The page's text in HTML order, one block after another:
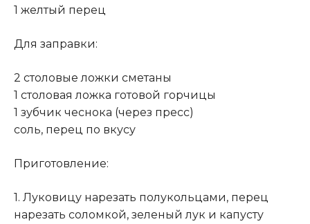
1 желтый перец
Для заправки:
2 столовые ложки сметаны
1 столовая ложка готовой горчицы
1 зубчик чеснока (через пресс)
соль, перец по вкусу
Приготовление:
1. Луковицу нарезать полукольцами, перец
нарезать соломкой, зеленый лук и капусту